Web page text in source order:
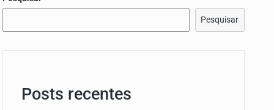
de…
Pesquisar
Posts recentes